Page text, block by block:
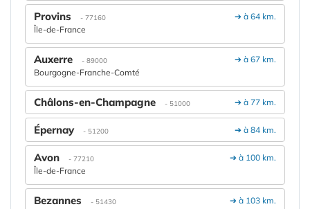
➔ à 64 km.
Provins - 77160
Île-de-France
➔ à 67 km.
Auxerre - 89000
Bourgogne-Franche-Comté
➔ à 77 km.
Châlons-en-Champagne - 51000
➔ à 84 km.
Épernay - 51200
➔ à 100 km.
Avon - 77210
Île-de-France
➔ à 103 km.
Bezannes - 51430